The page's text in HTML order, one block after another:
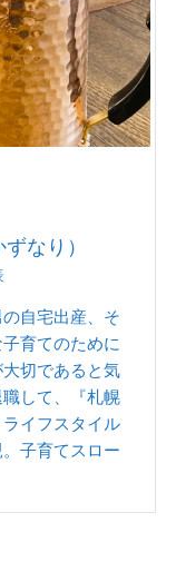
なり）
自宅出産、そ
育てのために
切であると気
して、『札幌
イフスタイル
子育てスロー